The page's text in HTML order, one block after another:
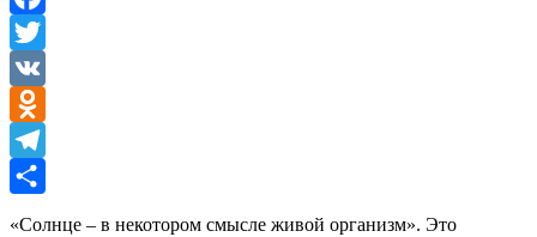
Facebook
Twitter
VK
Odnoklassniki
Telegram
«Солнце – в некотором смысле живой организм». Это